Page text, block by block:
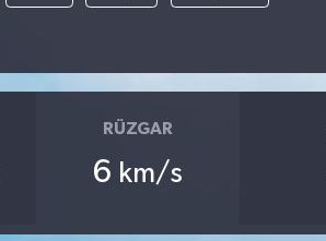
RÜZGAR
6 km/s